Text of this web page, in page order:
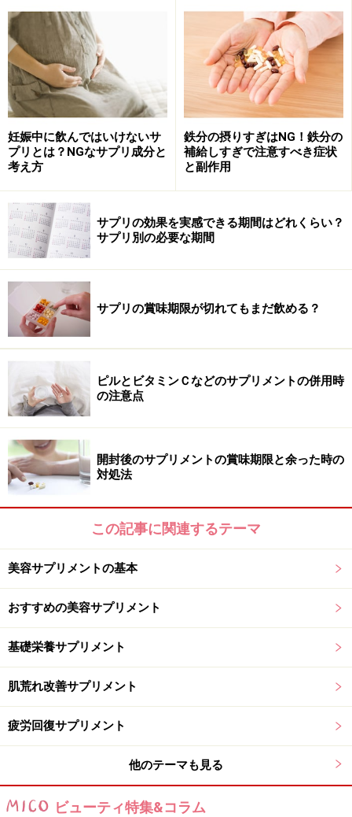
青汁系成分のほか、スーパーフードの王様として知られ
る藻のスピルリナなどの緑系のサプリも栄養成分が豊富
なので、続けやすいサプリメントで摂取する人が増えて
いるようです。
【流行2】菌活ブームの延長？「ビフィズス
菌サプリ」
ここ数年、じわじわと人気を集めてきた菌活。その名の
通り、きのこや乳酸菌、納豆菌、麹菌などの発酵食品を
す。
これらの菌にはそれぞれの働きがあり、用途によって便
ています。ヨーグルトやみそ汁など、毎日習慣にしやす
い食品もありますが、なかなか続けて摂るのが難しいと
なサプリメントが登場しました。
腸内にある善玉菌のうち、多くをビフィズス菌が占めて
いると言われており、腸内環境を整えることで美肌・ダ
イエットなど嬉しい効果があると言われています。どれ
も腸までしっかり届くかどうか？という点がポイントと
なっており、形状にも工夫がされています。
のサプリ」について、紹介します。
※個人の体質、また、誤った方法による実践に起因して肌荒れや
妊娠中に飲んではいけないサ
プリとは？NGなサプリ成分と
考え方
鉄分の摂りすぎはNG！鉄分の
補給しすぎで注意すべき症状
と副作用
サプリの効果を実感できる期間はどれくらい？
サプリ別の必要な期間
サプリの賞味期限が切れてもまだ飲める？
ピルとビタミンＣなどのサプリメントの併用時
の注意点
開封後のサプリメントの賞味期限と余った時の
対処法
この記事に関連するテーマ
美容サプリメントの基本
おすすめの美容サプリメント
基礎栄養サプリメント
肌荒れ改善サプリメント
疲労回復サプリメント
他のテーマも見る
ビューティ特集&コラム